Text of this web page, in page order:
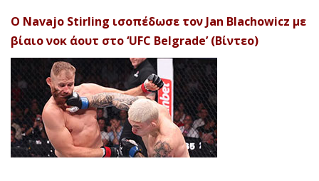
Ο Navajo Stirling ισοπέδωσε τον Jan Blachowicz με
βίαιο νοκ άουτ στο ‘UFC Belgrade’ (Βίντεο)